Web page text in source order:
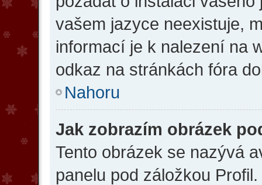
vašem jazyce neexistuje,
informací je k nalezení na
odkaz na stránkách fóra
Nahoru
Jak zobrazím obrázek
Tento obrázek se nazývá
panelu pod záložkou